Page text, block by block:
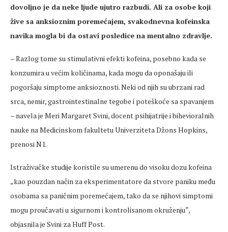
dovoljno je da neke ljude ujutro razbudi. Ali za osobe koji
žive sa anksioznim poremećajem, svakodnevna kofeinska
navika mogla bi da ostavi posledice na mentalno zdravlje.
– Razlog tome su stimulativni efekti kofeina, posebno kada se
konzumira u većim količinama, kada mogu da oponašaju ili
pogoršaju simptome anksioznosti. Neki od njih su ubrzani rad
srca, nemir, gastrointestinalne tegobe i poteškoće sa spavanjem
– navela je Meri Margaret Svini, docent psihijatrije i bihevioralnih
nauke na Medicinskom fakultetu Univerziteta Džons Hopkins,
prenosi N1.
Istraživačke studije koristile su umerenu do visoku dozu kofeina
„kao pouzdan način za eksperimentatore da stvore paniku među
osobama sa paničnim poremećajem, tako da se njihovi simptomi
mogu proučavati u sigurnom i kontrolisanom okruženju“,
objasnila je Svini za Huff Post.